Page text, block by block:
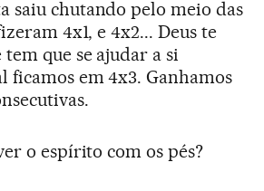
saiu chutando pelo meio das
4x1, e 4x2... Deus te
tem que se ajudar a si
ficamos em 4x3. Ganhamos
o espírito com os pés?